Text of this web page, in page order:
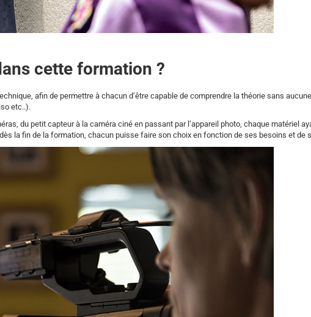
cette formation ?
afin de permettre à chacun d’être capable de comprendre la théorie sans aucune
etc..).
du petit capteur à la caméra ciné en passant par l’appareil photo, chaque matériel
la fin de la formation, chacun puisse faire son choix en fonction de ses besoins et de